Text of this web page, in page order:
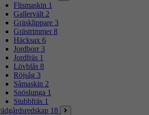
Flismaskin 1
Gallervält 2
Gräsklippare 3
Grästrimmer 8
Häcksax 6
Jordborr 3
Jordfräs 1
Lövblås 8
Röjsåg 3
Såmaskin 2
Snöslunga 1
Stubbfräs 1
18